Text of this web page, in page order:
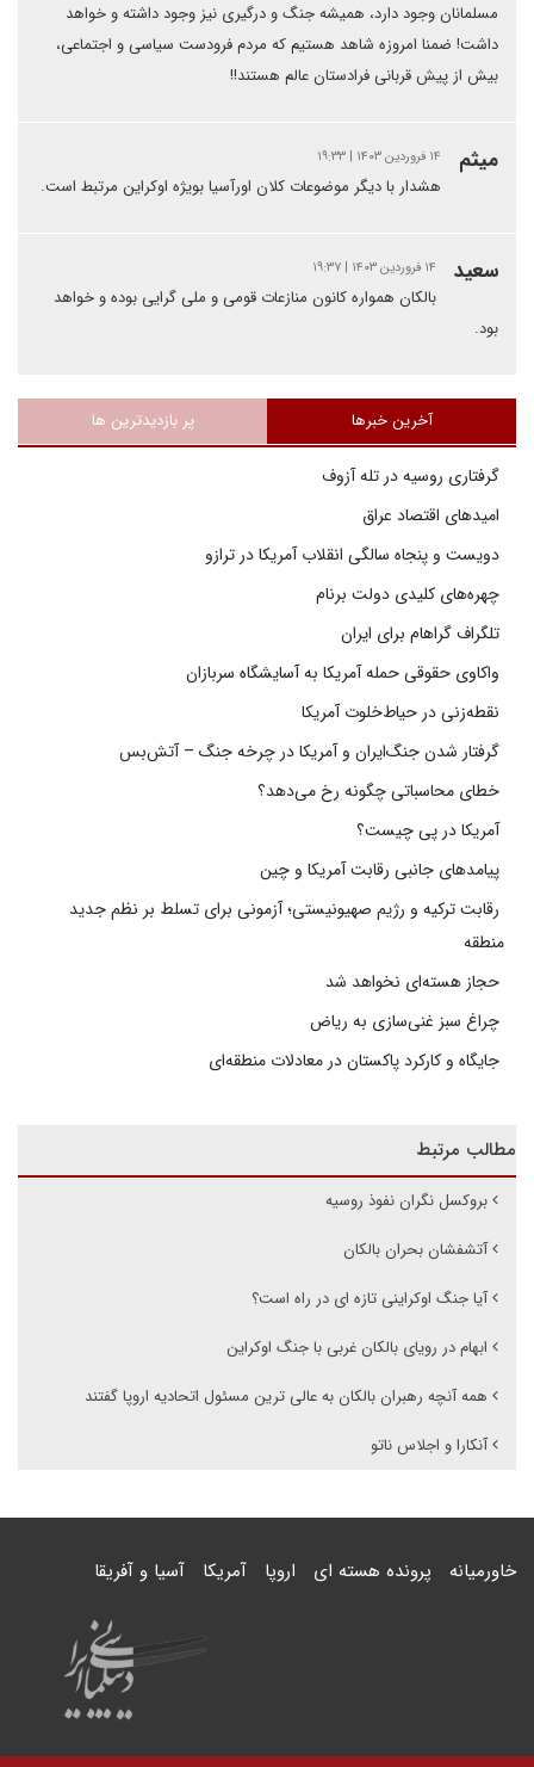
مسلمانان وجود دارد، همیشه جنگ و درگیری نیز وجود داشته و خواهد
داشت! ضمنا امروزه شاهد هستیم که مردم فرودست سیاسی و اجتماعی،
بیش از پیش قربانی فرادستان عالم هستند!!
میثم ۱۴ فروردین ۱۴۰۳ | ۱۹:۳۳
هشدار با دیگر موضوعات کلان اورآسیا بویژه اوکراین مرتبط است.
سعید ۱۴ فروردین ۱۴۰۳ | ۱۹:۳۷
بالکان همواره کانون منازعات قومی و ملی گرایی بوده و خواهد
بود.
آخرین خبرها پر بازدیدترین ها
گرفتاری روسیه در تله آزوف
امیدهای اقتصاد عراق
دویست و پنجاه سالگی انقلاب آمریکا در ترازو
چهره‌های کلیدی دولت برنام
تلگراف گراهام برای ایران
واکاوی حقوقی حمله آمریکا به آسایشگاه سربازان
نقطه‌زنی در حیاط‌خلوت آمریکا
گرفتار شدن جنگ‌ایران و آمریکا در چرخه جنگ – آتش‌بس
خطای محاسباتی چگونه رخ می‌دهد؟
آمریکا در پی چیست؟
پیامدهای جانبی رقابت آمریکا و چین
رقابت ترکیه و رژیم صهیونیستی؛ آزمونی برای تسلط بر نظم جدید
منطقه
حجاز هسته‌ای نخواهد شد
چراغ سبز غنی‌سازی به ریاض
جایگاه و کارکرد پاکستان در معادلات منطقه‌ای
مطالب مرتبط
بروکسل نگران نفوذ روسیه
آتشفشان بحران بالکان
آیا جنگ اوکراینی تازه ای در راه است؟
ابهام در رویای بالکان غربی با جنگ اوکراین
همه آنچه رهبران بالکان به عالی ترین مسئول اتحادیه اروپا گفتند
آنکارا و اجلاس ناتو
خاورمیانه پرونده هسته ای اروپا آمریکا آسیا و آفریقا